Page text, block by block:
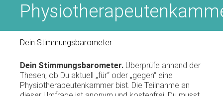
Dein Stimmungsbarometer
Dein Stimmungsbarometer. Überprüfe anhand der
Thesen, ob Du aktuell „für“ oder „gegen“ eine
Physiotherapeutenkammer bist. Die Teilnahme an